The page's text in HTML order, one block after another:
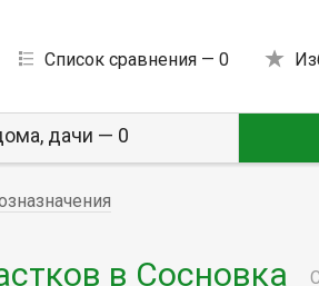
Список сравнения — 0
дачи — 0
в Сосновка